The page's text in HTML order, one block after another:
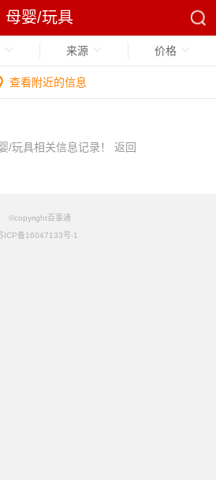
母婴/玩具
来源 价格
查看附近的信息
/玩具相关信息记录！ 返回
©copyright百事通
ICP备16047133号-1